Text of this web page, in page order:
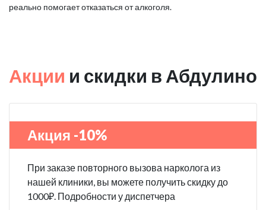
реально помогает отказаться от алкоголя.
Акции и скидки в Абдулино
Акция -10%
При заказе повторного вызова нарколога из
нашей клиники, вы можете получить скидку до
1000₽. Подробности у диспетчера